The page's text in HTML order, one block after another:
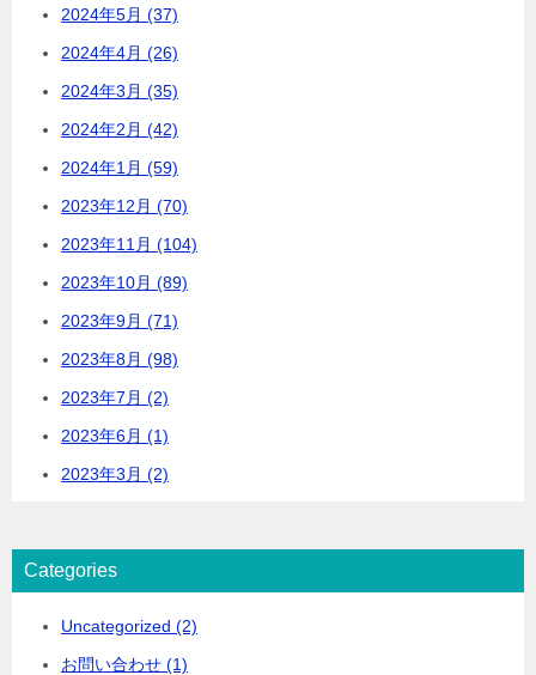
2024年5月 (37)
2024年4月 (26)
2024年3月 (35)
2024年2月 (42)
2024年1月 (59)
2023年12月 (70)
2023年11月 (104)
2023年10月 (89)
2023年9月 (71)
2023年8月 (98)
2023年7月 (2)
2023年6月 (1)
2023年3月 (2)
Categories
Uncategorized (2)
お問い合わせ (1)